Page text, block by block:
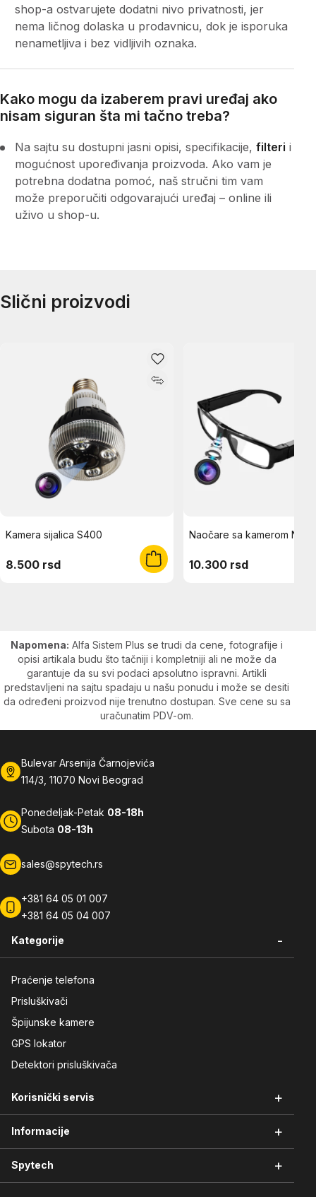
shop-a ostvarujete dodatni nivo privatnosti, jer
nema ličnog dolaska u prodavnicu, dok je isporuka
nenametljiva i bez vidljivih oznaka.
Kako mogu da izaberem pravi uređaj ako
nisam siguran šta mi tačno treba?
Na sajtu su dostupni jasni opisi, specifikacije, filteri i
mogućnost upoređivanja proizvoda. Ako vam je
potrebna dodatna pomoć, naš stručni tim vam
može preporučiti odgovarajući uređaj – online ili
uživo u shop-u.
Slični proizvodi
Kamera sijalica S400
8.500 rsd
Naočare sa kamerom N550
10.300 rsd
Napomena: Alfa Sistem Plus se trudi da cene, fotografije i
opisi artikala budu što tačniji i kompletniji ali ne može da
garantuje da su svi podaci apsolutno ispravni. Artikli
predstavljeni na sajtu spadaju u našu ponudu i može se desiti
da određeni proizvod nije trenutno dostupan. Sve cene su sa
uračunatim PDV-om.
Bulevar Arsenija Čarnojevića
114/3, 11070 Novi Beograd
Ponedeljak-Petak 08-18h
Subota 08-13h
sales@spytech.rs
+381 64 05 01 007
+381 64 05 04 007
Kategorije -
Praćenje telefona
Prisluškivači
Špijunske kamere
GPS lokator
Detektori prisluškivača
Korisnički servis +
Vraćanje robe
Informacije +
Načini plaćanja
Spytech +